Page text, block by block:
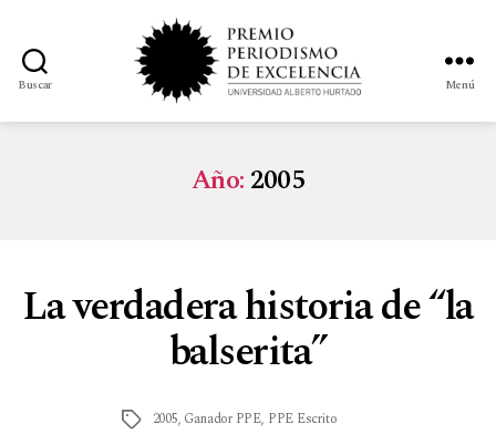
Buscar Menú
Año:2005
La verdadera historia de “la
balserita”
2005, Ganador PPE, PPE Escrito